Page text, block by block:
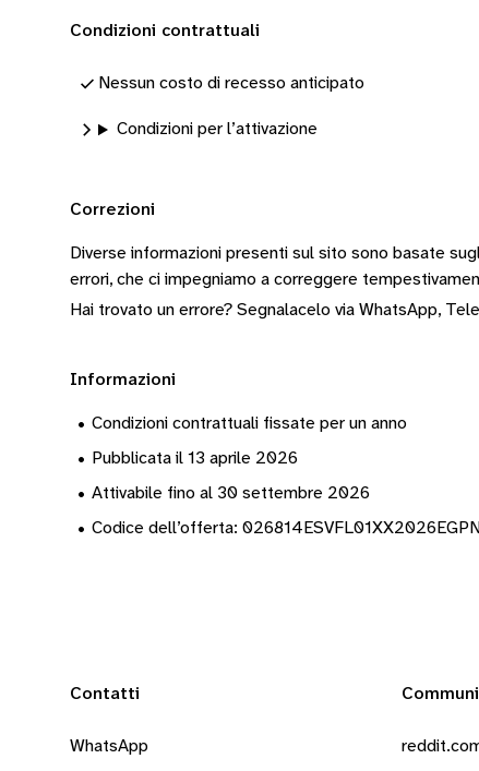
Condizioni contrattuali
Nessun costo di recesso anticipato
Condizioni per l’attivazione
Correzioni
Diverse informazioni presenti sul sito sono basate
errori, che ci impegniamo a correggere
Hai trovato un errore? Segnalacelo via WhatsApp,
Informazioni
• Condizioni contrattuali fissate per un anno
• Pubblicata il 13 aprile 2026
• Attivabile fino al 30 settembre 2026
• Codice dell’offerta:
Contatti
WhatsApp